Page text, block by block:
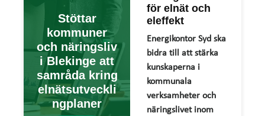
Stöttar
kommuner
och näringsliv
i Blekinge att
samråda kring
elnätsutveckli
ngplaner
för elnät och
eleffekt
Energikontor Syd ska
bidra till att stärka
kunskaperna i
kommunala
verksamheter och
näringslivet inom